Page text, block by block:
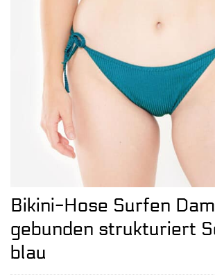
Bikini-Hose Surfen
gebunden strukturiert
blau